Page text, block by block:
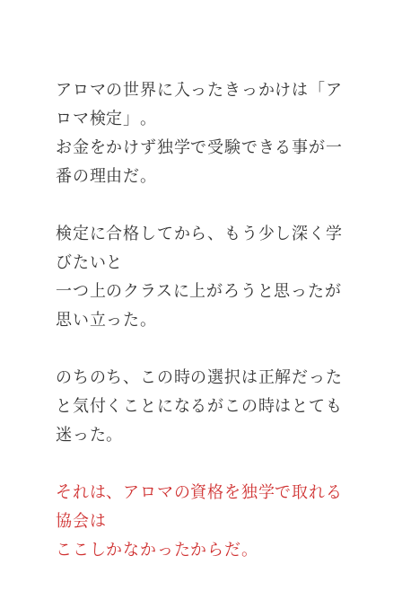
アロマの世界に入ったきっかけは「ア
ロマ検定」。
お金をかけず独学で受験できる事が一
番の理由だ。
検定に合格してから、もう少し深く学
びたいと
一つ上のクラスに上がろうと思ったが
思い立った。
のちのち、この時の選択は正解だった
と気付くことになるがこの時はとても
迷った。
それは、アロマの資格を独学で取れる
協会は
ここしかなかったからだ。